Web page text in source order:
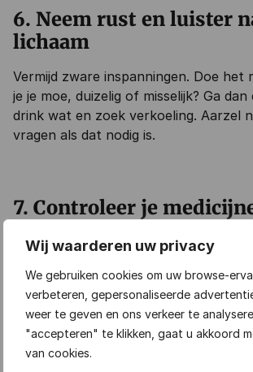
Wij waarderen uw privacy
We gebruiken cookies om uw browse-
verbeteren, gepersonaliseerde
weer te geven en ons verkeer te
"accepteren" te klikken, gaat u akkoord
van cookies.
6. Neem rust en luister
lichaam
Vermijd zware inspanningen. Doe het
je je moe, duizelig of misselijk? Ga
drink wat en zoek verkoeling. Aarzel
vragen als dat nodig is.
7. Controleer je
Vraag je apotheek of huisarts of jouw
opApotheek.nlvoor meer
Let op jezelf en op